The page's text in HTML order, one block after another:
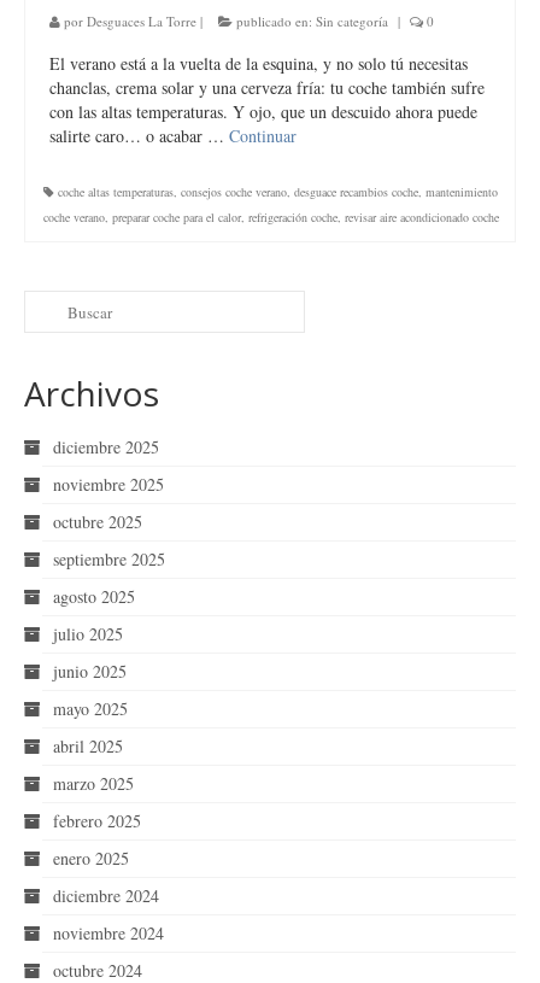
por Desguaces La Torre | publicado en: Sin categoría | 0
El verano está a la vuelta de la esquina, y no solo tú necesitas
chanclas, crema solar y una cerveza fría: tu coche también sufre
con las altas temperaturas. Y ojo, que un descuido ahora puede
salirte caro… o acabar … Continuar
coche altas temperaturas, consejos coche verano, desguace recambios coche, mantenimiento
coche verano, preparar coche para el calor, refrigeración coche, revisar aire acondicionado coche
Archivos
diciembre 2025
noviembre 2025
octubre 2025
septiembre 2025
agosto 2025
julio 2025
junio 2025
mayo 2025
abril 2025
marzo 2025
febrero 2025
enero 2025
diciembre 2024
noviembre 2024
octubre 2024